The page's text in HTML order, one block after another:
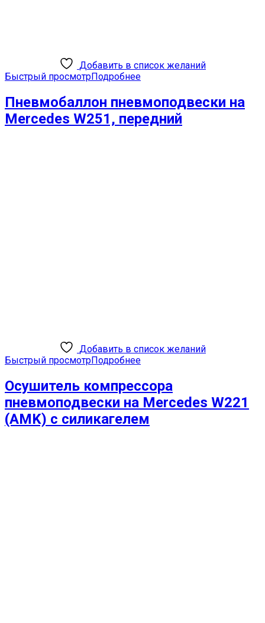
Добавить в список желаний
Быстрый просмотрПодробнее
Пневмобаллон пневмоподвески на
Mercedes W251, передний
Добавить в список желаний
Быстрый просмотрПодробнее
Осушитель компрессора
пневмоподвески на Mercedes W221
(AMK) с силикагелем